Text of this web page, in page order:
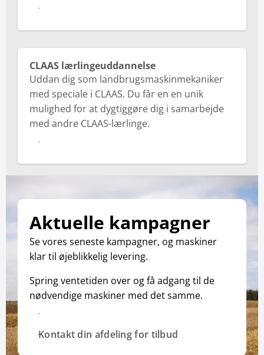
Se mere
CLAAS lærlingeuddannelse
Uddan dig som landbrugsmaskinmekaniker
med speciale i CLAAS. Du får en en unik
mulighed for at dygtiggøre dig i samarbejde
med andre CLAAS-lærlinge.
Se mere
Aktuelle kampagner
Se vores seneste kampagner, og maskiner
klar til øjeblikkelig levering.
Spring ventetiden over og få adgang til de
nødvendige maskiner med det samme.
Se alle kampagner
Kontakt din afdeling for tilbud